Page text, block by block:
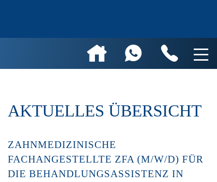
AKTUELLES ÜBERSICHT
ZAHNMEDIZINISCHE
FACHANGESTELLTE ZFA (M/W/D) FÜR
DIE BEHANDLUNGSASSISTENZ IN